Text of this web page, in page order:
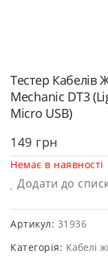
Тестер Кабелів
Mechanic DT3
Micro USB)
149 грн
Немає в наявності
Додати до
Артикул: 31936
Категорія: Кабелі